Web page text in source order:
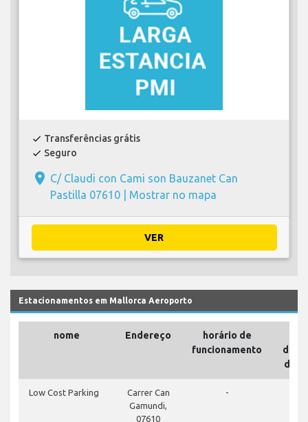
check Transferências grátis
check Seguro
place C/ Claudi con Cami son Bauzanet Can
Pastilla 07610 | Mostrar no mapa
VER
Estacionamentos em Mallorca Aeroporto
nome Endereço
horário de
funcionamento
do
Low Cost Parking
Carrer Can
Gamundi,
07610
-